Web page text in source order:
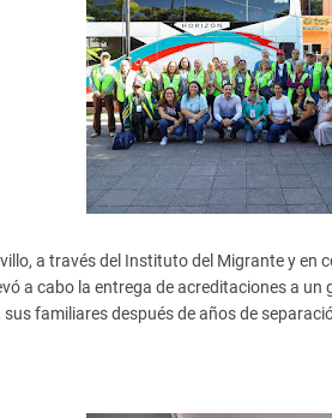
a través del Instituto del Migrante y en
a cabo la entrega de acreditaciones a un
familiares después de años de